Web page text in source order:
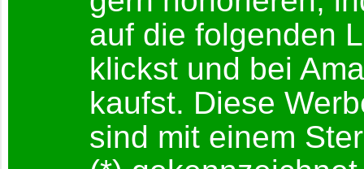
auf die folgenden
klickst und bei
kaufst. Diese
sind mit einem